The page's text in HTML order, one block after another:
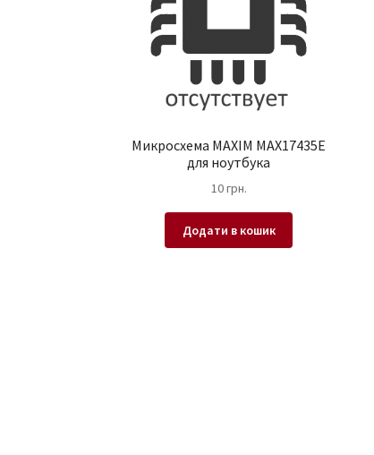
Микросхема MAXIM MAX17435E
для ноутбука
10грн.
Додати в кошик